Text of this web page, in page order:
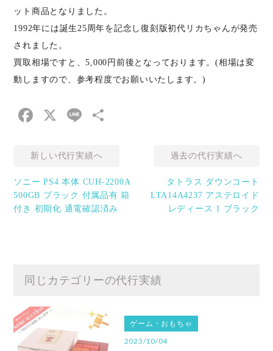
ット商品となりました。
1992年には誕生25周年を記念し復刻版初代リカちゃんが発売
されました。
買取相場ですと、5,000円前後となっております。(相場は変
動しますので、参考程度でお願いいたします。)
Facebook
X Line
新しい代行実績へ
ソニー PS4 本体 CUH-2200A
500GB ブラック 付属品有 箱
付き 初期化 通電確認済み
過去の代行実績へ
タトラス ダウンコート
LTA14A4237 アステロイド
レディース 1 ブラック
同じカテゴリーの代行実績
ゲーム・おもちゃ
2023/10/04